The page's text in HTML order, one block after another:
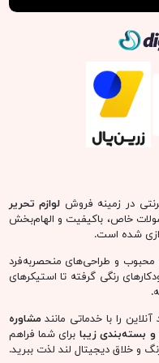
در زمینه فروش لوازم تحریر
خاص، باکیفیت و الهام‌بخش
شده است.
محبوب و طراحی‌های منحصربه‌فرد
رنگی گرفته تا استیکرهای
را با خدماتی مانندمشاوره
بسته‌بندی زیبا برای شما فراهم
و خلاق دیجیتال لند لذت ببرید.